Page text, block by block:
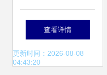
来 计算机软硬件技
术如何重塑高等教
查看详情
更新时间：2026-08-08
04:43:20